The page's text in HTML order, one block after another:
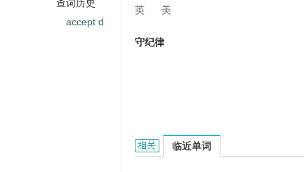
英 美
守纪律
accept discipline的相关资料：
临近单词
查词历史
accept d